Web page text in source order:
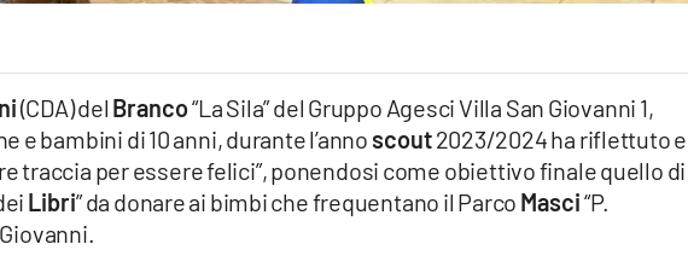
(CDA) del Branco“La Sila” del Gruppo Agesci Villa San Giovanni 1,
e bambini di 10 anni, durante l’anno scout2023/2024 ha riflettuto e
traccia per essere felici”, ponendosi come obiettivo finale quello di
Libri” da donare ai bimbi che frequentano il Parco Masci“P.